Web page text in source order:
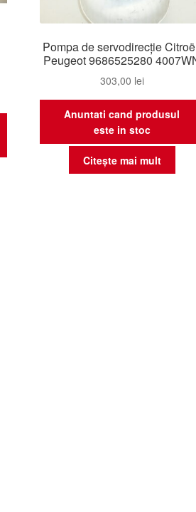
Pompa de servodirecție
Peugeot 9686525280
303,00 lei
Anuntati cand produsul
este in stoc
Citește mai mult